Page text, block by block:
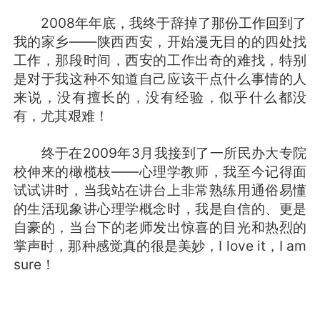
2008年年底，我终于辞掉了那份工作回到了
我的家乡——陕西西安，开始漫无目的的四处找
工作，那段时间，西安的工作出奇的难找，特别
是对于我这种不知道自己应该干点什么事情的人
来说，没有擅长的，没有经验，似乎什么都没
有，尤其艰难！
终于在2009年3月我接到了一所民办大专院
校伸来的橄榄枝——心理学教师，我至今记得面
试试讲时，当我站在讲台上非常熟练用通俗易懂
的生活现象讲心理学概念时，我是自信的、更是
自豪的，当台下的老师发出惊喜的目光和热烈的
掌声时，那种感觉真的很是美妙，I love it，I am
sure！